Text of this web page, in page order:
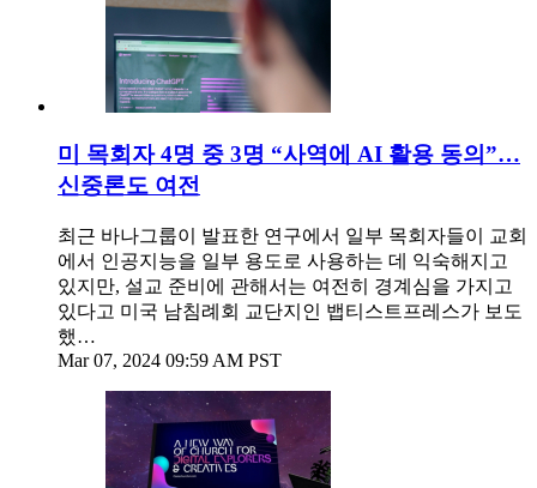
미 목회자 4명 중 3명 “사역에 AI 활용 동의”…
신중론도 여전
최근 바나그룹이 발표한 연구에서 일부 목회자들이 교회
에서 인공지능을 일부 용도로 사용하는 데 익숙해지고
있지만, 설교 준비에 관해서는 여전히 경계심을 가지고
있다고 미국 남침례회 교단지인 뱁티스트프레스가 보도
했…
Mar 07, 2024 09:59 AM PST